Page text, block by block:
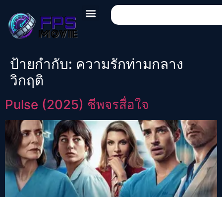
ป้ายกำกับ: ความรักท่ามกลาง
วิกฤติ
Pulse (2025) ชีพจรสื่อใจ